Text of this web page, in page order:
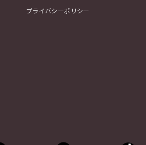
プライバシーポリシー